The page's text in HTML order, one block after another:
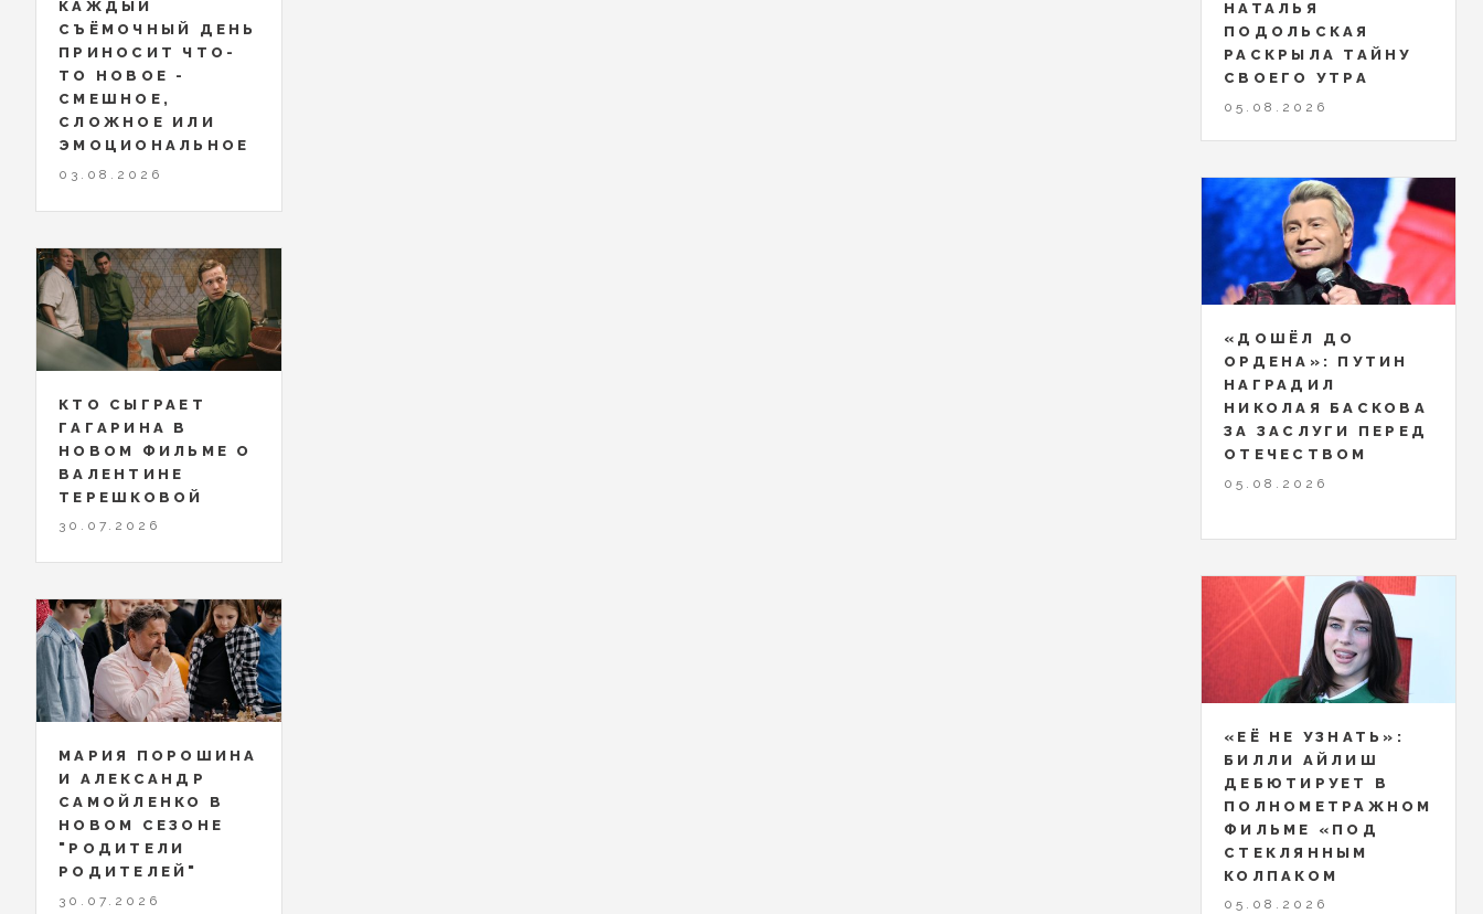
КАЖДЫЙ
СЪЁМОЧНЫЙ ДЕНЬ
ПРИНОСИТ ЧТО-
ТО НОВОЕ -
СМЕШНОЕ,
СЛОЖНОЕ ИЛИ
ЭМОЦИОНАЛЬНОЕ
03.08.2026
КТО СЫГРАЕТ
ГАГАРИНА В
НОВОМ ФИЛЬМЕ О
ВАЛЕНТИНЕ
ТЕРЕШКОВОЙ
30.07.2026
МАРИЯ ПОРОШИНА
И АЛЕКСАНДР
САМОЙЛЕНКО В
НОВОМ СЕЗОНЕ
"РОДИТЕЛИ
РОДИТЕЛЕЙ"
30.07.2026
НАТАЛЬЯ
ПОДОЛЬСКАЯ
РАСКРЫЛА ТАЙНУ
СВОЕГО УТРА
05.08.2026
«ДОШЁЛ ДО
ОРДЕНА»: ПУТИН
НАГРАДИЛ
НИКОЛАЯ БАСКОВА
ЗА ЗАСЛУГИ ПЕРЕД
ОТЕЧЕСТВОМ
05.08.2026
«ЕЁ НЕ УЗНАТЬ»:
БИЛЛИ АЙЛИШ
ДЕБЮТИРУЕТ В
ПОЛНОМЕТРАЖНОМ
ФИЛЬМЕ «ПОД
СТЕКЛЯННЫМ
КОЛПАКОМ
05.08.2026